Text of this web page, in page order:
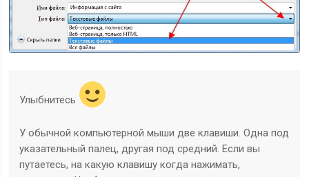
Улыбнитесь
У обычной компьютерной мыши две клавиши. Одна под
указательный палец, другая под средний. Если вы
путаетесь, на какую клавишу когда нажимать,